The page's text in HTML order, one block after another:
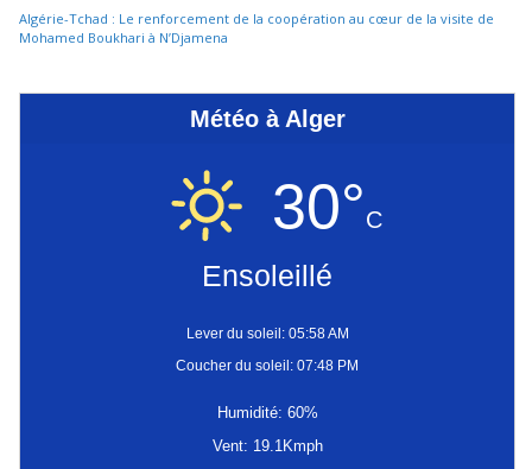
Algérie-Tchad : Le renforcement de la coopération au cœur de la visite de
Mohamed Boukhari à N’Djamena
Météo à Alger
30°C
Ensoleillé
Lever du soleil: 05:58 AM
Coucher du soleil: 07:48 PM
Humidité: 60%
Vent: 19.1Kmph